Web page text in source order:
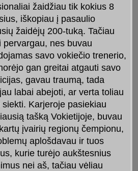
žaidžiau tik kokius 8
iškopiau į pasaulio
žaidėjų 200-tuką. Tačiau
pervargau, nes buvau
savo vokiečio trenerio,
gan greitai atgauti savo
gavau traumą, tada
labai abejoti, ar verta toliau
siekti. Karjeroje pasiekiau
tašką Vokietijoje, buvau
įvairių regionų čempionu,
aplošdavau ir tuos
kurie turėjo aukštesnius
nei aš, tačiau vėliau